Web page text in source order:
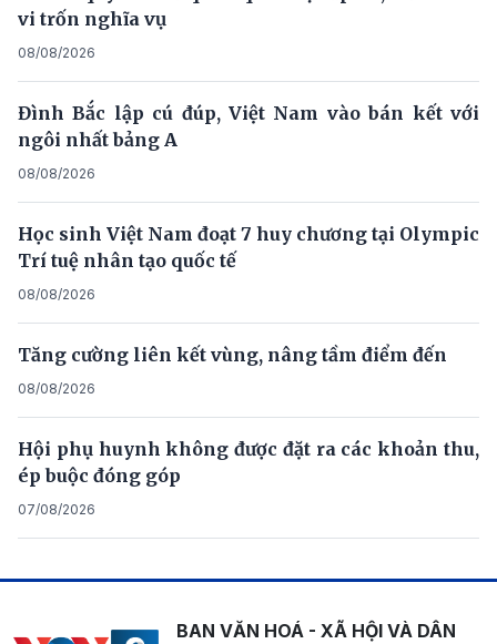
vi trốn nghĩa vụ
08/08/2026
Đình Bắc lập cú đúp, Việt Nam vào bán kết với
ngôi nhất bảng A
08/08/2026
Học sinh Việt Nam đoạt 7 huy chương tại Olympic
Trí tuệ nhân tạo quốc tế
08/08/2026
Tăng cường liên kết vùng, nâng tầm điểm đến
08/08/2026
Hội phụ huynh không được đặt ra các khoản thu,
ép buộc đóng góp
07/08/2026
BAN VĂN HOÁ - XÃ HỘI VÀ DÂN